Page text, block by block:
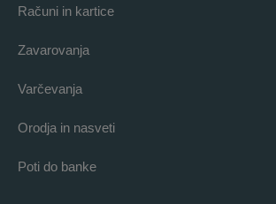
Računi in kartice
Zavarovanja
Varčevanja
Orodja in nasveti
Poti do banke